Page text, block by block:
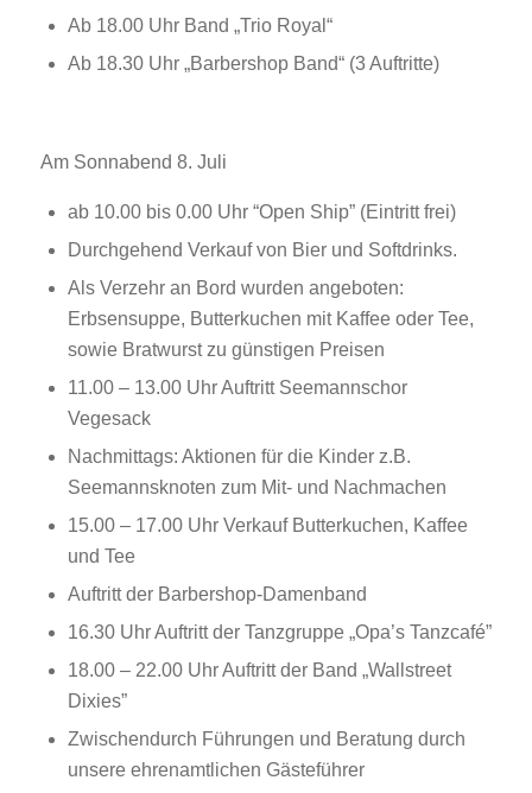
Ab 18.00 Uhr Band „Trio Royal“
Ab 18.30 Uhr „Barbershop Band“ (3 Auftritte)
Am Sonnabend 8. Juli
ab 10.00 bis 0.00 Uhr “Open Ship” (Eintritt frei)
Durchgehend Verkauf von Bier und Softdrinks.
Als Verzehr an Bord wurden angeboten:
Erbsensuppe, Butterkuchen mit Kaffee oder Tee,
sowie Bratwurst zu günstigen Preisen
11.00 – 13.00 Uhr Auftritt Seemannschor
Vegesack
Nachmittags: Aktionen für die Kinder z.B.
Seemannsknoten zum Mit- und Nachmachen
15.00 – 17.00 Uhr Verkauf Butterkuchen, Kaffee
und Tee
Auftritt der Barbershop-Damenband
16.30 Uhr Auftritt der Tanzgruppe „Opa’s Tanzcafé”
18.00 – 22.00 Uhr Auftritt der Band „Wallstreet
Dixies”
Zwischendurch Führungen und Beratung durch
unsere ehrenamtlichen Gästeführer